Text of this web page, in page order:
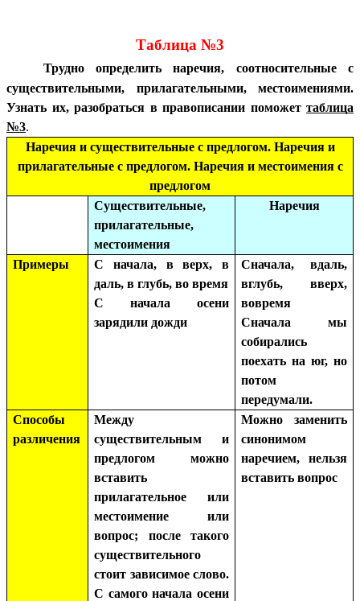
Таблица №3
Трудно определить наречия, соотносительные с
существительными, прилагательными, местоимениями.
Узнать их, разобраться в правописании поможет таблица
№3.
Наречия и существительные с предлогом. Наречия и
прилагательные с предлогом. Наречия и местоимения с
предлогом
Существительные,
прилагательные,
местоимения
Наречия
Примеры
С начала, в верх, в
даль, в глубь, во время
С начала осени
зарядили дожди
Сначала, вдаль,
вглубь, вверх,
вовремя
Сначала мы
собирались
поехать на юг, но
потом
передумали.
Способы
различения
Между
существительным и
предлогом можно
вставить
прилагательное или
местоимение или
вопрос; после такого
существительного
стоит зависимое слово.
С самого начала осени
Можно заменить
синонимом
наречием, нельзя
вставить вопрос